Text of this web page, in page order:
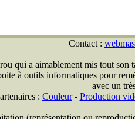
Contact :
qui a aimablement mis tout son
à outils informatiques pour
avec un
: Couleur- Production